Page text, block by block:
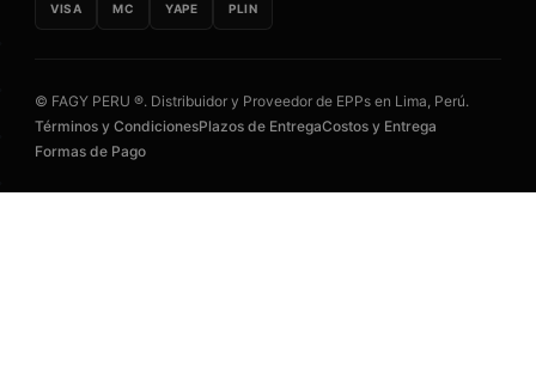
VISA MC YAPE PLIN
© FAGY PERU ®. Distribuidor y Proveedor de EPPs en Lima, Perú.
Términos y CondicionesPlazos de EntregaCostos y Entrega
Formas de Pago